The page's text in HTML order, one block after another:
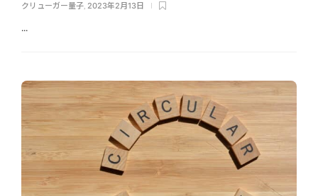
クリューガー量子, 2023年2月13日
...